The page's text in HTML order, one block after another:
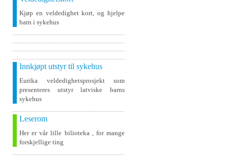
Kjøp en veldedighet kort, og hjelpe
barn i sykehus
Innkjøpt utstyr til sykehus
Eurika veldedighetsprosjekt som
presenteres utstyr latviske barns
sykehus
Leserom
Her er vår lille bilioteka , for mange
forskjellige ting